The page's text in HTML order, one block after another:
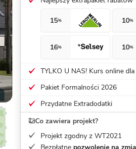
15% 10%
16% 10%
TYLKO U NAS! Kurs online
Pakiet Formalności 2026
Przydatne Extradodatki
Co zawiera projekt?
Projekt zgodny z WT2021